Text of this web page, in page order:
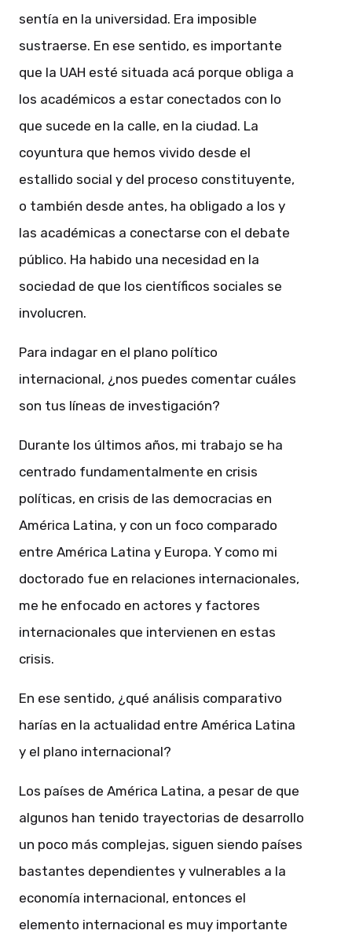
sentía en la universidad. Era imposible
sustraerse. En ese sentido, es importante
que la UAH esté situada acá porque obliga a
los académicos a estar conectados con lo
que sucede en la calle, en la ciudad. La
coyuntura que hemos vivido desde el
estallido social y del proceso constituyente,
o también desde antes, ha obligado a los y
las académicas a conectarse con el debate
público. Ha habido una necesidad en la
sociedad de que los científicos sociales se
involucren.
Para indagar en el plano político
internacional, ¿nos puedes comentar cuáles
son tus líneas de investigación?
Durante los últimos años, mi trabajo se ha
centrado fundamentalmente en crisis
políticas, en crisis de las democracias en
América Latina, y con un foco comparado
entre América Latina y Europa. Y como mi
doctorado fue en relaciones internacionales,
me he enfocado en actores y factores
internacionales que intervienen en estas
crisis.
En ese sentido, ¿qué análisis comparativo
harías en la actualidad entre América Latina
y el plano internacional?
Los países de América Latina, a pesar de que
algunos han tenido trayectorias de desarrollo
un poco más complejas, siguen siendo países
bastantes dependientes y vulnerables a la
economía internacional, entonces el
elemento internacional es muy importante